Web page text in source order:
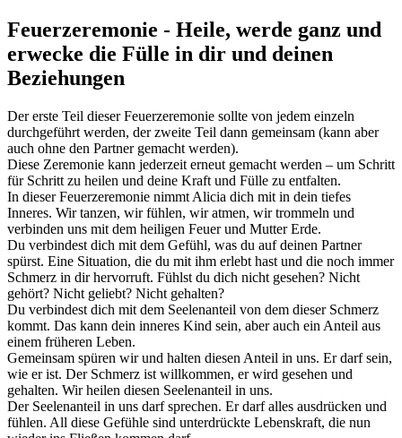
Feuerzeremonie - Heile, werde ganz und
erwecke die Fülle in dir und deinen
Beziehungen
Der erste Teil dieser Feuerzeremonie sollte von jedem einzeln
durchgeführt werden, der zweite Teil dann gemeinsam (kann aber
auch ohne den Partner gemacht werden).
Diese Zeremonie kann jederzeit erneut gemacht werden – um Schritt
für Schritt zu heilen und deine Kraft und Fülle zu entfalten.
In dieser Feuerzeremonie nimmt Alicia dich mit in dein tiefes
Inneres. Wir tanzen, wir fühlen, wir atmen, wir trommeln und
verbinden uns mit dem heiligen Feuer und Mutter Erde.
Du verbindest dich mit dem Gefühl, was du auf deinen Partner
spürst. Eine Situation, die du mit ihm erlebt hast und die noch immer
Schmerz in dir hervorruft. Fühlst du dich nicht gesehen? Nicht
gehört? Nicht geliebt? Nicht gehalten?
Du verbindest dich mit dem Seelenanteil von dem dieser Schmerz
kommt. Das kann dein inneres Kind sein, aber auch ein Anteil aus
einem früheren Leben.
Gemeinsam spüren wir und halten diesen Anteil in uns. Er darf sein,
wie er ist. Der Schmerz ist willkommen, er wird gesehen und
gehalten. Wir heilen diesen Seelenanteil in uns.
Der Seelenanteil in uns darf sprechen. Er darf alles ausdrücken und
fühlen. All diese Gefühle sind unterdrückte Lebenskraft, die nun